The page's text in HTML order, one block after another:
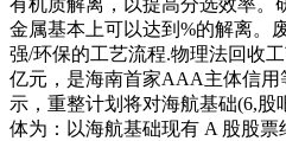
有机质解离，以提高分选效率。
金属基本上可以达到%的解离。
强/环保的工艺流程.物理法回收
亿元，是海南首家AAA主体信用
示，重整计划将对海航基础(6,股
体为：以海航基础现有 A 股股